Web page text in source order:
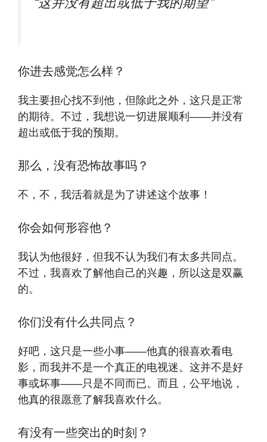
你进去感觉怎么样？
我主要担心找不到他，但除此之外，这只是正常
的期待。不过，我想说一切进展顺利——并没有
超出或低于我的预期。
那么，没有恐怖故事吗？
不，不，我活着就是为了讲述这个故事！
你会如何形容他？
我认为他很好，但我不认为我们有太多共同点。
不过，我喜欢了解他自己的兴趣，所以这是双赢
的。
你们没有什么共同点？
好吧，这只是一些小事——他真的很喜欢看电
影，而我并不是一个真正的电视迷。这并不是好
事或坏事——只是不同而已。而且，公平地说，
他真的很愿意了解我喜欢什么。
有没有一些突出的时刻？